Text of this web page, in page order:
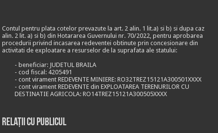
Contul pentru plata cotelor prevazute la art. 2 alin. 1 lit.a) si b) si dupa caz
alin. 2 lit. a) si b) din Hotararea Guvernului nr. 70/2022, pentru aprobarea
procedurii privind incasarea redeventei obtinute prin concesionare din
activitati de exploatare a resurselor de la suprafata ale statului:
- beneficiar: JUDETUL BRAILA
- cod fiscal: 4205491
- cont virament REDEVENTE MINIERE: RO32TREZ15121A300501XXXX
- cont virament REDEVENTE din EXPLOATAREA TERENURILOR CU
DESTINATIE AGRICOLA: RO14TREZ15121A300505XXXX
Relații cu publicul